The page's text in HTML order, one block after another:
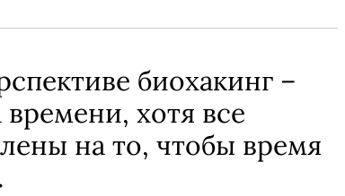
биохакинг –
времени, хотя все
на то, чтобы время